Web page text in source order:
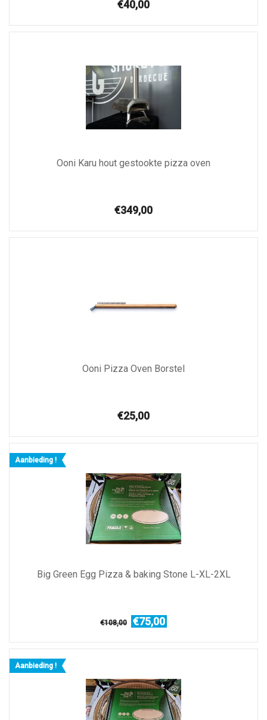
€40,00
Ooni Karu hout gestookte pizza oven
€349,00
Ooni Pizza Oven Borstel
€25,00
Big Green Egg Pizza & baking Stone L-XL-2XL
€108,00 €75,00
Aanbieding !
Aanbieding !